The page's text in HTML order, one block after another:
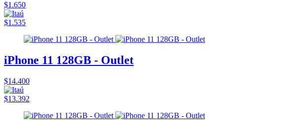
$1.650
$1.535
iPhone 11 128GB - Outlet
$14.400
$13.392